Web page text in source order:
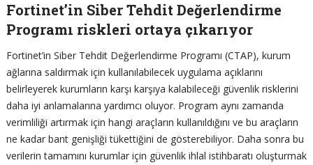
Fortinet’in Siber Tehdit Değerlendirme
Programı riskleri ortaya çıkarıyor
Fortinet’in Siber Tehdit Değerlendirme Programı (CTAP), kurum
ağlarına saldırmak için kullanılabilecek uygulama açıklarını
belirleyerek kurumların karşı karşıya kalabileceği güvenlik risklerini
daha iyi anlamalarına yardımcı oluyor. Program aynı zamanda
verimliliği artırmak için hangi araçların kullanıldığını ve bu araçların
ne kadar bant genişliği tükettiğini de gösterebiliyor. Daha sonra bu
verilerin tamamını kurumlar için güvenlik ihlal istihbaratı oluşturmak